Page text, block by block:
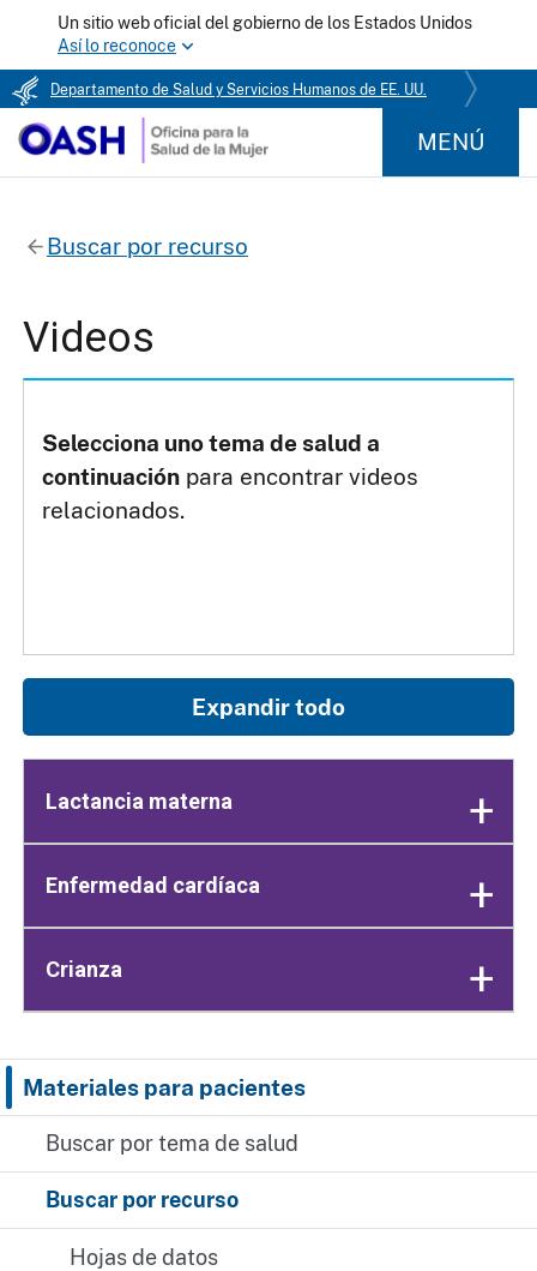
Un sitio web oficial del gobierno de los Estados Unidos
Así lo reconoce
Departamento de Salud y Servicios Humanos de EE. UU.
MENÚ
Buscar por recurso
Materiales para pacientes
Buscar por tema de salud
Buscar por recurso
Hojas de datos
Videos
Selecciona uno tema de salud a
continuación para encontrar videos
relacionados.
Expandir todo
Lactancia materna
Enfermedad cardíaca
Crianza